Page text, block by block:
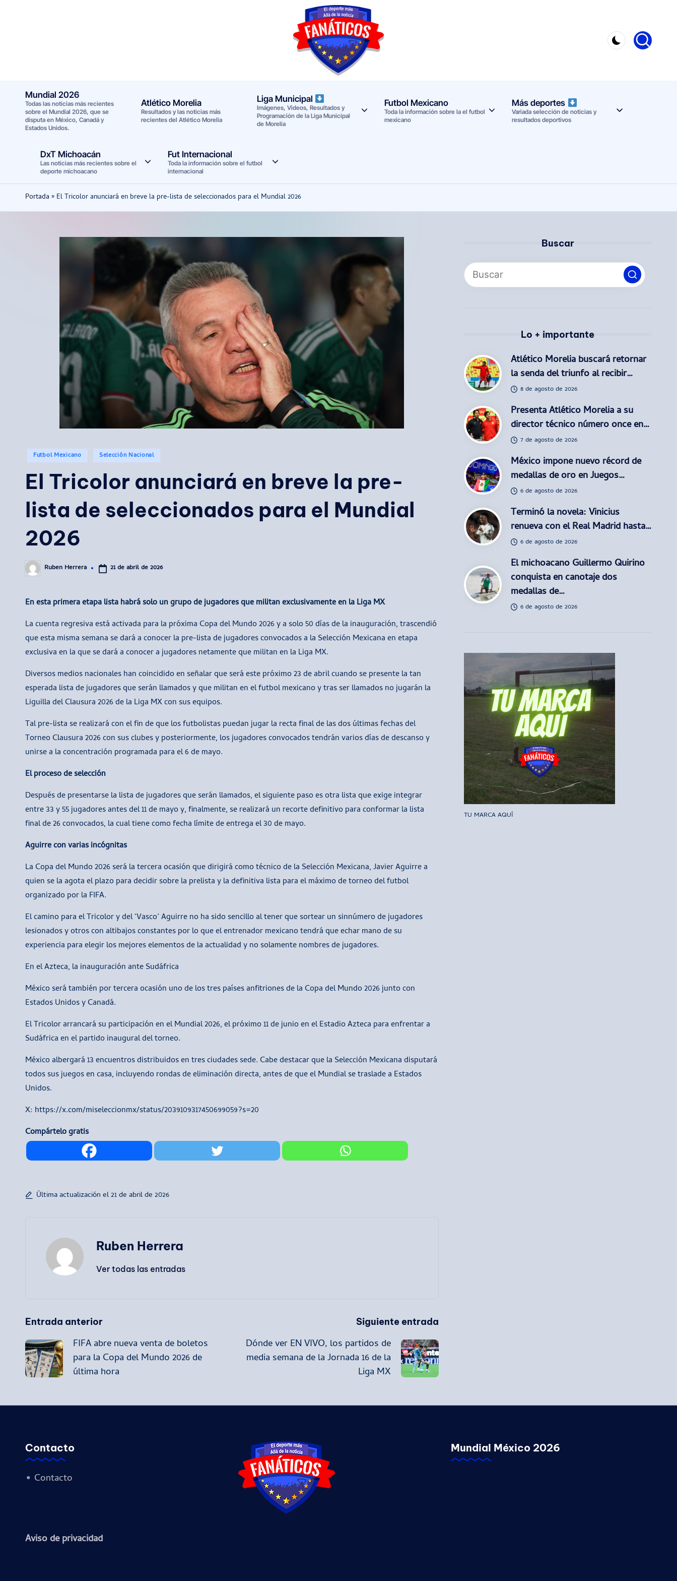
F
a
a
Noticias
deportivas
2026
Mundial 2026
Todas las noticias más recientes
sobre el Mundial 2026, que se
disputa en México, Canadá y
Estados Unidos.
Atlético Morelia
Resultados y las noticias más
recientes del Atlético Morelia
Liga Municipal
Imágenes, Videos, Resultados y
Programación de la Liga Municipal
de Morelia
Futbol Mexicano
Toda la información sobre la el futbol
mexicano
Más deportes
Variada selección de noticias y
resultados deportivos
DxT Michoacán
Las noticias más recientes sobre el
deporte michoacano
Fut Internacional
Toda la información sobre el futbol
internacional
Portada » El Tricolor anunciará en breve la pre-lista de seleccionados para el Mundial 2026
Publicado
en
Futbol Mexicano Selección Nacional
El Tricolor anunciará en breve la pre-
lista de seleccionados para el Mundial
2026
Publicado
por
Ruben Herrera 21 de abril de 2026
En esta primera etapa lista habrá solo un grupo de jugadores que militan exclusivamente en la Liga MX
La cuenta regresiva está activada para la próxima Copa del Mundo 2026 y a solo 50 días de la inauguración, trascendió
que esta misma semana se dará a conocer la pre-lista de jugadores convocados a la Selección Mexicana en etapa
exclusiva en la que se dará a conocer a jugadores netamente que militan en la Liga MX.
Diversos medios nacionales han coincidido en señalar que será este próximo 23 de abril cuando se presente la tan
esperada lista de jugadores que serán llamados y que militan en el futbol mexicano y tras ser llamados no jugarán la
Liguilla del Clausura 2026 de la Liga MX con sus equipos.
Tal pre-lista se realizará con el fin de que los futbolistas puedan jugar la recta final de las dos últimas fechas del
Torneo Clausura 2026 con sus clubes y posteriormente, los jugadores convocados tendrán varios días de descanso y
unirse a la concentración programada para el 6 de mayo.
El proceso de selección
Después de presentarse la lista de jugadores que serán llamados, el siguiente paso es otra lista que exige integrar
entre 33 y 55 jugadores antes del 11 de mayo y, finalmente, se realizará un recorte definitivo para conformar la lista
final de 26 convocados, la cual tiene como fecha límite de entrega el 30 de mayo.
Aguirre con varias incógnitas
La Copa del Mundo 2026 será la tercera ocasión que dirigirá como técnico de la Selección Mexicana, Javier Aguirre a
quien se la agota el plazo para decidir sobre la prelista y la definitiva lista para el máximo de torneo del futbol
organizado por la FIFA.
El camino para el Tricolor y del ‘Vasco’ Aguirre no ha sido sencillo al tener que sortear un sinnúmero de jugadores
lesionados y otros con altibajos constantes por lo que el entrenador mexicano tendrá que echar mano de su
experiencia para elegir los mejores elementos de la actualidad y no solamente nombres de jugadores.
En el Azteca, la inauguración ante Sudáfrica
México será también por tercera ocasión uno de los tres países anfitriones de la Copa del Mundo 2026 junto con
Estados Unidos y Canadá.
El Tricolor arrancará su participación en el Mundial 2026, el próximo 11 de junio en el Estadio Azteca para enfrentar a
Sudáfrica en el partido inaugural del torneo.
México albergará 13 encuentros distribuidos en tres ciudades sede. Cabe destacar que la Selección Mexicana disputará
todos sus juegos en casa, incluyendo rondas de eliminación directa, antes de que el Mundial se traslade a Estados
Unidos.
X: https://x.com/miseleccionmx/status/2039109317450699059?s=20
Compártelo gratis
Última actualización el 21 de abril de 2026
Ruben Herrera
Ver todas las entradas
Navegación
de
entradas
Entrada anterior
FIFA abre nueva venta de boletos
para la Copa del Mundo 2026 de
última hora
Siguiente entrada
Dónde ver EN VIVO, los partidos de
media semana de la Jornada 16 de la
Liga MX
Buscar
Lo + importante
Atlético Morelia buscará retornar
la senda del triunfo al recibir…
8 de agosto de 2026
Presenta Atlético Morelia a su
director técnico número once en…
7 de agosto de 2026
México impone nuevo récord de
medallas de oro en Juegos…
6 de agosto de 2026
Terminó la novela: Vinicius
renueva con el Real Madrid hasta…
6 de agosto de 2026
El michoacano Guillermo Quirino
conquista en canotaje dos
medallas de…
6 de agosto de 2026
TU MARCA AQUÍ
Contacto
• Contacto
Aviso de privacidad
Mundial México 2026